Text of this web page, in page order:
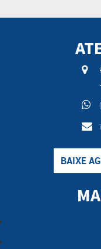
BAIXE